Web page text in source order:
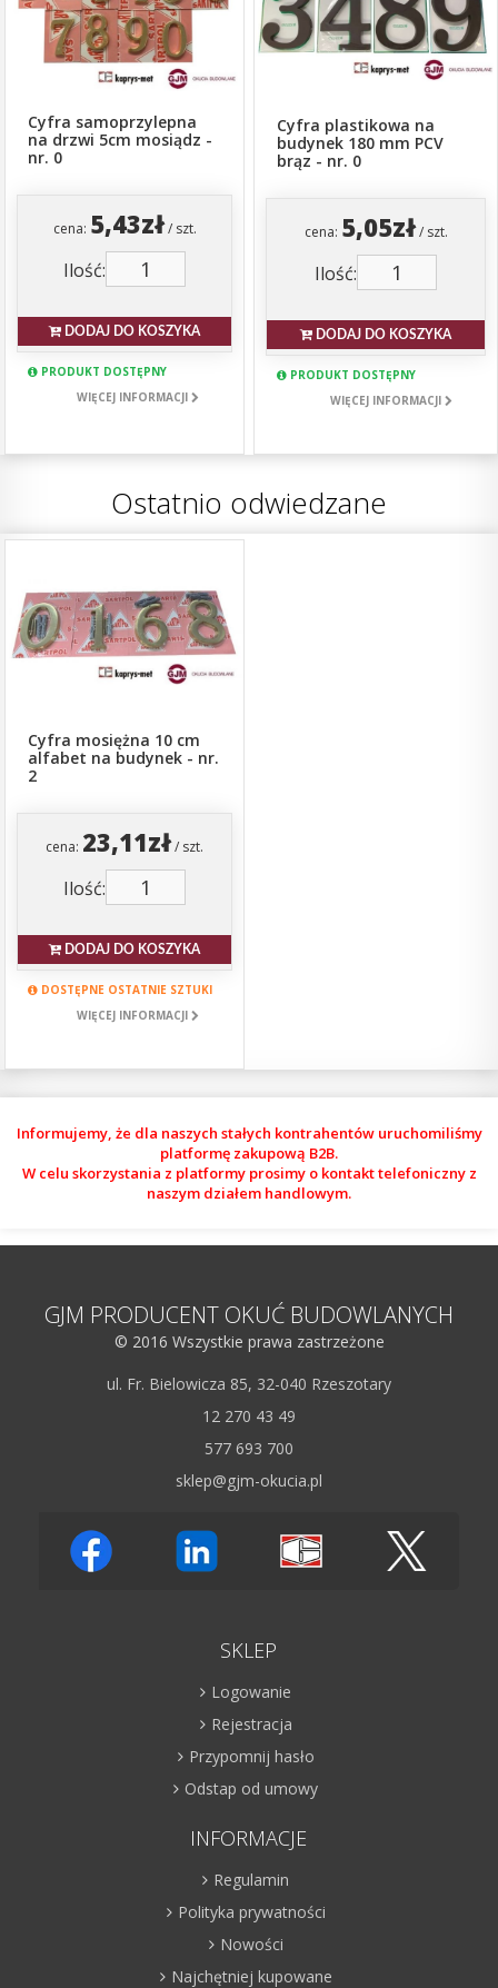
Cyfra samoprzylepna
na drzwi 5cm mosiądz -
nr. 0
cena: 5,43zł/ szt.
Ilość:
DODAJ DO KOSZYKA
PRODUKT DOSTĘPNY
WIĘCEJ INFORMACJI
Cyfra plastikowa na
budynek 180 mm PCV
brąz - nr. 0
cena: 5,05zł/ szt.
Ilość:
DODAJ DO KOSZYKA
PRODUKT DOSTĘPNY
WIĘCEJ INFORMACJI
Ostatnio odwiedzane
Cyfra mosiężna 10 cm
alfabet na budynek - nr.
2
cena: 23,11zł/ szt.
Ilość:
DODAJ DO KOSZYKA
DOSTĘPNE OSTATNIE SZTUKI
WIĘCEJ INFORMACJI
Informujemy, że dla naszych stałych kontrahentów uruchomiliśmy
platformę zakupową B2B.
W celu skorzystania z platformy prosimy o kontakt telefoniczny z
naszym działem handlowym.
GJM PRODUCENT OKUĆ BUDOWLANYCH
© 2016 Wszystkie prawa zastrzeżone
ul. Fr. Bielowicza 85, 32-040 Rzeszotary
12 270 43 49
577 693 700
sklep@gjm-okucia.pl
SKLEP
Logowanie
Rejestracja
Przypomnij hasło
Odstap od umowy
INFORMACJE
Regulamin
Polityka prywatności
Nowości
Najchętniej kupowane